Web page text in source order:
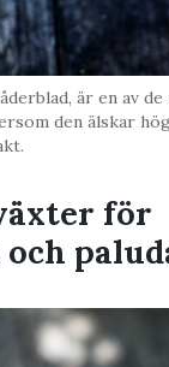
är en av
den älskar
för